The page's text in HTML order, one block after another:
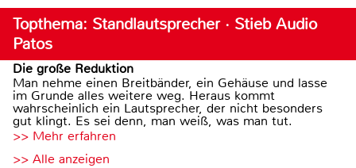
Topthema: Standlautsprecher · Stieb Audio
Patos
Die große Reduktion
Man nehme einen Breitbänder, ein Gehäuse und lasse
im Grunde alles weitere weg. Heraus kommt
wahrscheinlich ein Lautsprecher, der nicht besonders
gut klingt. Es sei denn, man weiß, was man tut.
>> Mehr erfahren
>> Alle anzeigen